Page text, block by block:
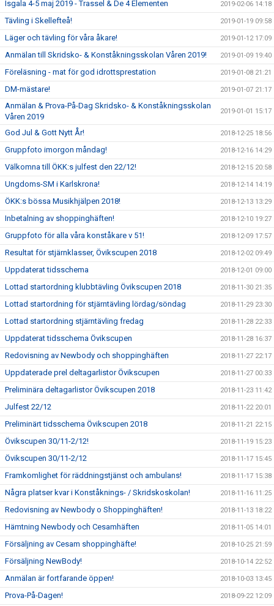
Isgala 4-5 maj 2019 - Trassel & De 4 Elementen 2019-02-06 14:18
Tävling i Skellefteå! 2019-01-19 09:58
Läger och tävling för våra åkare! 2019-01-12 17:09
Anmälan till Skridsko- & Konståkningsskolan Våren 2019! 2019-01-09 19:40
Föreläsning - mat för god idrottsprestation 2019-01-08 21:21
DM-mästare! 2019-01-07 21:17
Anmälan & Prova-På-Dag Skridsko- & Konståkningsskolan
Våren 2019
2019-01-01 15:17
God Jul & Gott Nytt År! 2018-12-25 18:56
Gruppfoto imorgon måndag! 2018-12-16 14:29
Välkomna till ÖKK:s julfest den 22/12! 2018-12-15 20:58
Ungdoms-SM i Karlskrona! 2018-12-14 14:19
ÖKK:s bössa Musikhjälpen 2018! 2018-12-13 13:29
Inbetalning av shoppinghäften! 2018-12-10 19:27
Gruppfoto för alla våra konståkare v 51! 2018-12-09 17:57
Resultat för stjärnklasser, Övikscupen 2018 2018-12-02 09:49
Uppdaterat tidsschema 2018-12-01 09:00
Lottad startordning klubbtävling Övikscupen 2018 2018-11-30 21:35
Lottad startordning för stjärntävling lördag/söndag 2018-11-29 23:30
Lottad startordning stjärntävling fredag 2018-11-28 22:33
Uppdaterat tidsschema Övikscupen 2018-11-28 16:37
Redovisning av Newbody och shoppinghäften 2018-11-27 22:17
Uppdaterade prel deltagarlistor Övikscupen 2018-11-27 00:33
Preliminära deltagarlistor Övikscupen 2018 2018-11-23 11:42
Julfest 22/12 2018-11-22 20:01
Preliminärt tidsschema Övikscupen 2018 2018-11-21 22:15
Övikscupen 30/11-2/12! 2018-11-19 15:23
Övikscupen 30/11-2/12 2018-11-17 15:45
Framkomlighet för räddningstjänst och ambulans! 2018-11-17 15:38
Några platser kvar i Konståknings- / Skridskoskolan! 2018-11-16 11:25
Redovisning av Newbody o Shoppinghäften! 2018-11-13 18:22
Hämtning Newbody och Cesamhäften 2018-11-05 14:01
Försäljning av Cesam shoppinghäfte! 2018-10-25 21:59
Försäljning NewBody! 2018-10-14 22:52
Anmälan är fortfarande öppen! 2018-10-03 13:45
Prova-På-Dagen! 2018-09-22 12:09